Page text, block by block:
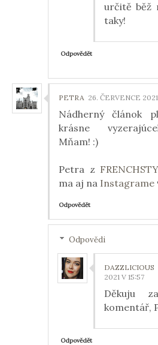
určitě běž
taky!
Odpovědět
PETRA 26. ČERVENCE
Nádherný článok
krásne
Mňam! :)
Petra z
ma aj na Instagrame
Odpovědět
Odpovědi
DAZZLICIOUS
2021 V 15:57
Děkuju
komentář,
Odpovědět